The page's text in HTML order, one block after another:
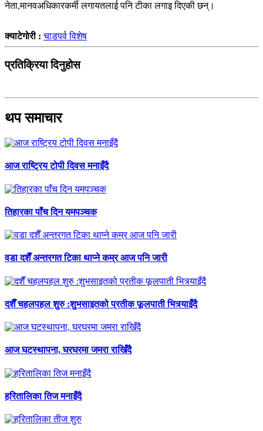
नेता,मानवअधिकारकर्मी लगायतलाई पनि टीका लगाइ दिएकी छन्।
क्याटेगोरी :चाडपर्व विशेष
प्रतिक्रिया दिनुहोस
थप समाचार
आज राष्ट्रिय टोपी दिवस मनाइँदै
तिहारका पाँच दिन यमपञ्चक
वडा दशैँ अन्तरगत टिका थाप्ने कम्र आज पनि जारी
दशैँ चहलपहल शुरु :शुभसाइतको प्रतीक फूलपाती भित्र्याइँदै
आज घटस्थापना, घरघरमा जमरा राखिँदै
हरितालिका तिज मनाइँदै